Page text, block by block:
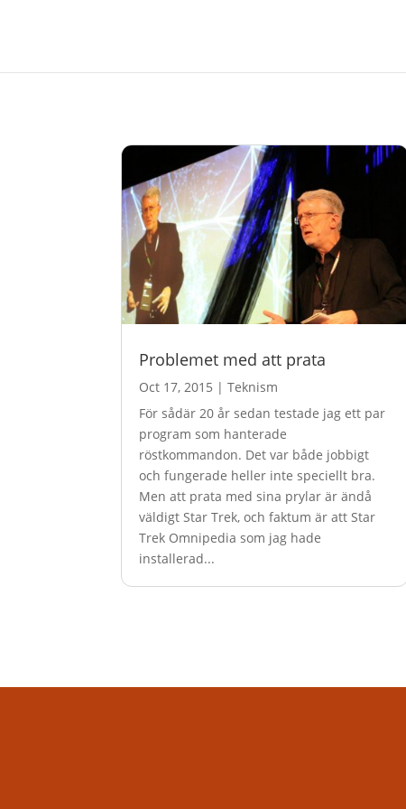
Problemet med att prata
Oct 17, 2015 |Teknism
För sådär 20 år sedan testade jag ett par
program som hanterade
röstkommandon. Det var både jobbigt
och fungerade heller inte speciellt bra.
Men att prata med sina prylar är ändå
väldigt Star Trek, och faktum är att Star
Trek Omnipedia som jag hade
installerad...